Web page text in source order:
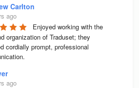
Carlton
ago
Enjoyed working with the
organization of Traduset; they
cordially prompt, professional
ago